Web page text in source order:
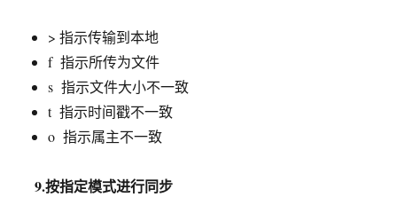
> 指示传输到本地
f 指示所传为文件
s 指示文件大小不一致
t 指示时间戳不一致
o 指示属主不一致
9.按指定模式进行同步